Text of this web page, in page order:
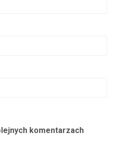
komentarzach